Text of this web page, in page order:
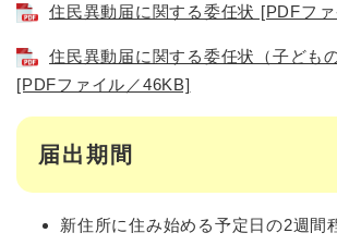
住民異動届に関する委任状 [PDFフ
住民異動届に関する委任状（子ども
[PDFファイル／46KB]
届出期間
新住所に住み始める予定日の2週間